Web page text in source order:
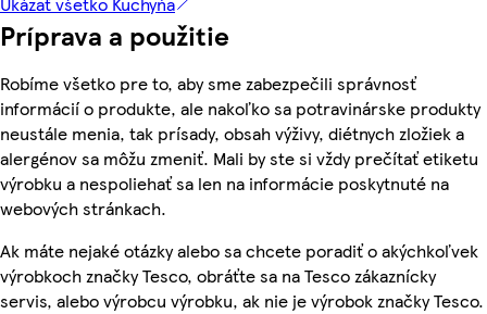
Príprava a použitie
Robíme všetko pre to, aby sme zabezpečili správnosť
informácií o produkte, ale nakoľko sa potravinárske produkty
neustále menia, tak prísady, obsah výživy, diétnych zložiek a
alergénov sa môžu zmeniť. Mali by ste si vždy prečítať etiketu
výrobku a nespoliehať sa len na informácie poskytnuté na
webových stránkach.
Ak máte nejaké otázky alebo sa chcete poradiť o akýchkoľvek
výrobkoch značky Tesco, obráťte sa na Tesco zákaznícky
servis, alebo výrobcu výrobku, ak nie je výrobok značky Tesco.